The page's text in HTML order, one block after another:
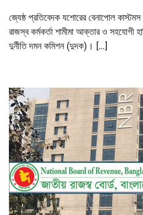
জ্যেষ্ঠ প্রতিবেদক যশোরের বেনাপোল
রাজস্ব কর্মকর্তা শামীমা আক্তার ও সহযোগী
দুর্নীতি দমন কমিশন (দুদক)। […]